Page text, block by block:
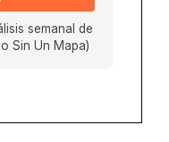
semanal de
Sin Un Mapa)